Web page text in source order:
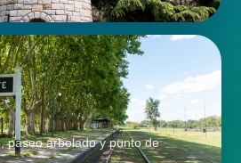
paseo arbolado y punto de